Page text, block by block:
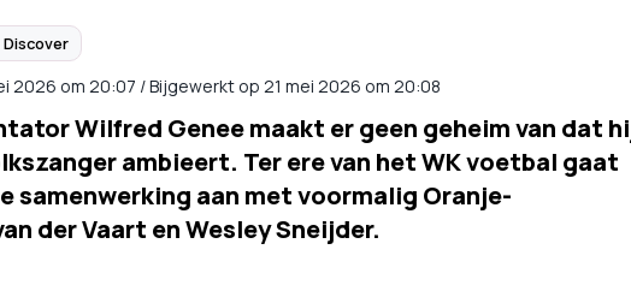
2026 om 20:07 /Bijgewerkt op 21 mei 2026 om 20:08
Wilfred Genee maakt er geen geheim van dat
ambieert. Ter ere van het WK voetbal gaat
samenwerking aan met voormalig Oranje-
der Vaart en Wesley Sneijder.